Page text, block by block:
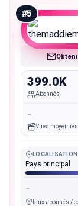
#5
399.0K
Abonnés
-
Vues moyennes
Pays principal
-
faux abonnés /